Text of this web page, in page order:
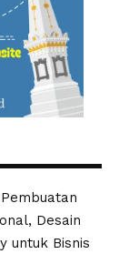
Desain
untuk Bisnis